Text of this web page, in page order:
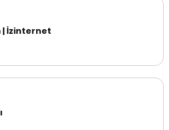
| İzinternet